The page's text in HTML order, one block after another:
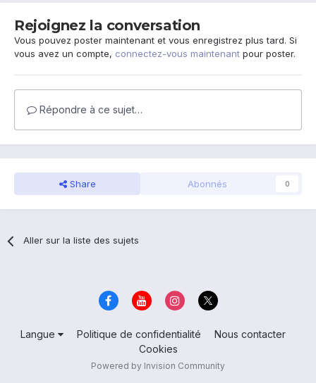
Rejoignez la conversation
Vous pouvez poster maintenant et vous enregistrez plus tard. Si
vous avez un compte, connectez-vous maintenant pour poster.
Répondre à ce sujet…
Share Abonnés 0
Aller sur la liste des sujets
Langue Politique de confidentialité
Nous contacter
Cookies
Powered by Invision Community